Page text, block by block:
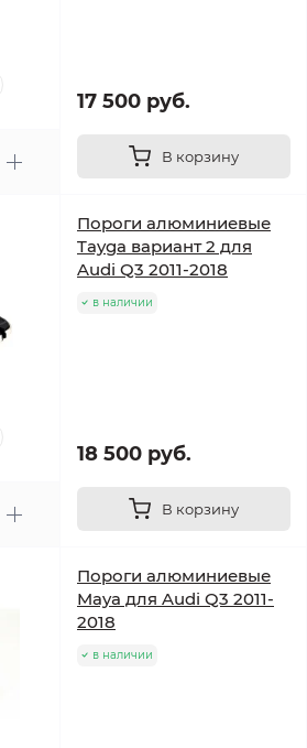
17 500 руб.
В корзину
Пороги алюминиевые
Tayga вариант 2 для
Audi Q3 2011-2018
в наличии
18 500 руб.
В корзину
Пороги алюминиевые
Maya для Audi Q3 2011-
2018
в наличии